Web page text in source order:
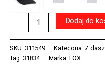
daszkiem
FOX
Dodaj do
SKU: 311549 Kategoria: Z
Tag: 31834 Marka: FOX